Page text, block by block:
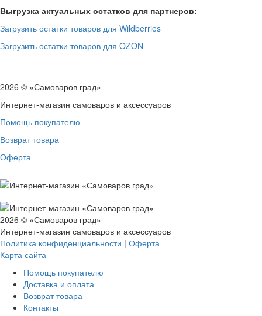
Выгрузка актуальных остатков для партнеров:
Загрузить остатки товаров для Wildberries
Загрузить остатки товаров для OZON
2026 © «Самоваров град»
Интернет-магазин самоваров и аксессуаров
Помощь покупателю
Возврат товара
Оферта
2026 © «Самоваров град»
Интернет-магазин самоваров и аксессуаров
Политика конфиденциальности | Оферта
Карта сайта
Помощь покупателю
Доставка и оплата
Возврат товара
Контакты